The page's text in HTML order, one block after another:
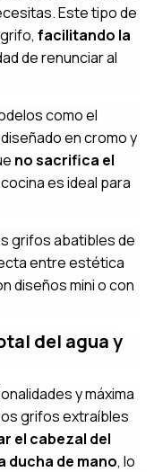
Este tipo de
facilitando la
de renunciar al
como el
en cromo y
no sacrifica el
es ideal para
grifos abatibles de
entre estética
diseños mini o con
del agua y
y máxima
grifos extraíbles
el cabezal del
ducha de mano, lo